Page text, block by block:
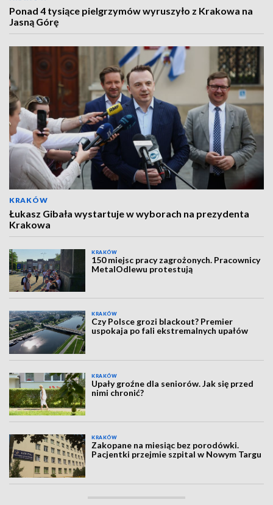
Ponad 4 tysiące pielgrzymów wyruszyło z Krakowa na
Jasną Górę
KRAKÓW
Łukasz Gibała wystartuje w wyborach na prezydenta
Krakowa
KRAKÓW
150 miejsc pracy zagrożonych. Pracownicy
MetalOdlewu protestują
KRAKÓW
Czy Polsce grozi blackout? Premier
uspokaja po fali ekstremalnych upałów
KRAKÓW
Upały groźne dla seniorów. Jak się przed
nimi chronić?
KRAKÓW
Zakopane na miesiąc bez porodówki.
Pacjentki przejmie szpital w Nowym Targu